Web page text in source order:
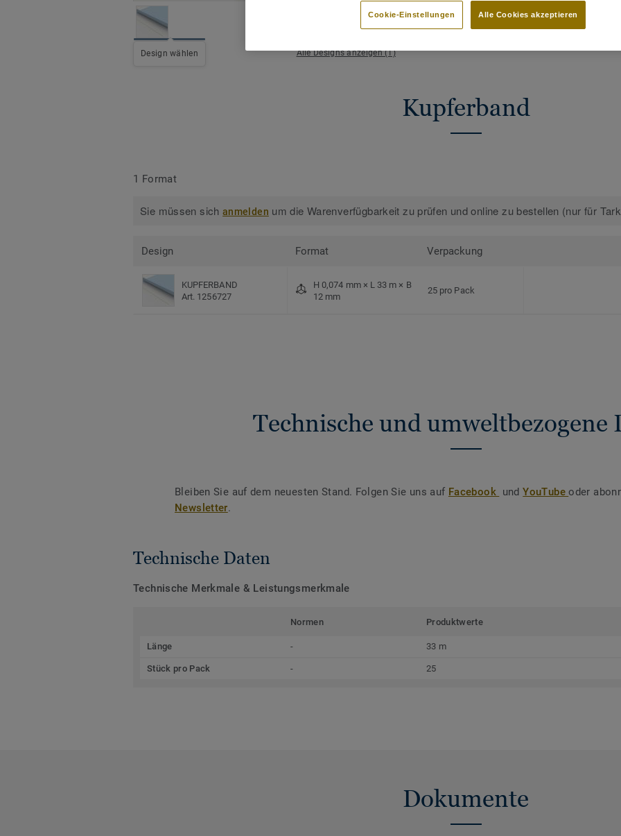
Design wählen Alle Designs anzeigen (1)
Kupferband
1 Format
Sie müssen sichanmelden um die Warenverfügbarkeit zu prüfen und online zu bestellen (nur für
Design Format Verpackung
KUPFERBAND
Art. 1256727
H 0,074 mm × L 33 m × B
12 mm
25 pro Pack
Technische und umweltbezogene
Bleiben Sie auf dem neuesten Stand. Folgen Sie uns auf Facebook undYouTubeoder
Newsletter.
Technische Daten
Technische Merkmale & Leistungsmerkmale
Normen Produktwerte
Länge - 33 m
Stück pro Pack - 25
Dokumente
Alle Cookies akzeptieren
Cookie-Einstellungen